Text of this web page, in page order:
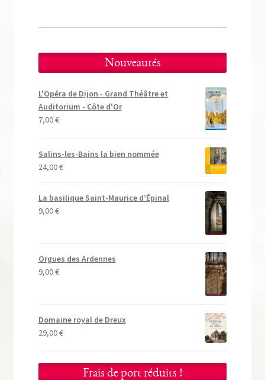
Nouveautés
L'Opéra de Dijon - Grand Théâtre et
Auditorium - Côte d'Or
7,00€
Salins-les-Bains la bien nommée
24,00€
La basilique Saint-Maurice d’Épinal
9,00€
Orgues des Ardennes
9,00€
Domaine royal de Dreux
29,00€
Frais de port réduits !